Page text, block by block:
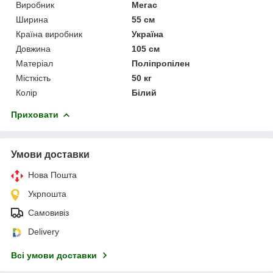
Виробник
Мегас
Ширина
55 см
Країна виробник
Україна
Довжина
105 см
Матеріал
Поліпропілен
Місткість
50 кг
Колір
Білий
Приховати
Умови доставки
Нова Пошта
Укрпошта
Самовивіз
Delivery
Всі умови доставки